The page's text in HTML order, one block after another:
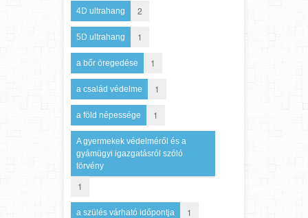
4D ultrahang 2
5D ultrahang 1
a bőr öregedése 1
a család védelme 1
a föld népessége 1
A gyermekek védelméről és a
gyámügyi igazgatásról szóló
törvény
1
a szülés várható időpontja 1